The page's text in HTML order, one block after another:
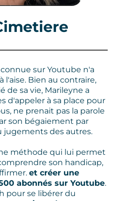
sur Youtube n'a
l'aise. Bien au contraire,
de sa vie, Marileyne a
d'appeler à sa place pour
ne prenait pas la parole
son bégaiement par
jugements des autres.
méthode qui lui permet
son handicap,
et créer une
abonnés sur Youtube.
pour se libérer du